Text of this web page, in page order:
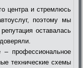
центра и стремлюсь
поэтому мы
оставалась
профессиональное
технические схемы